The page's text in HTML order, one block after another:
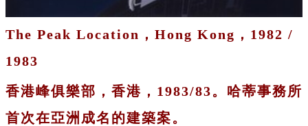
The Peak Location，Hong Kong，1982 /
1983
香港峰俱樂部，香港，1983/83。哈蒂事務所
首次在亞洲成名的建築案。